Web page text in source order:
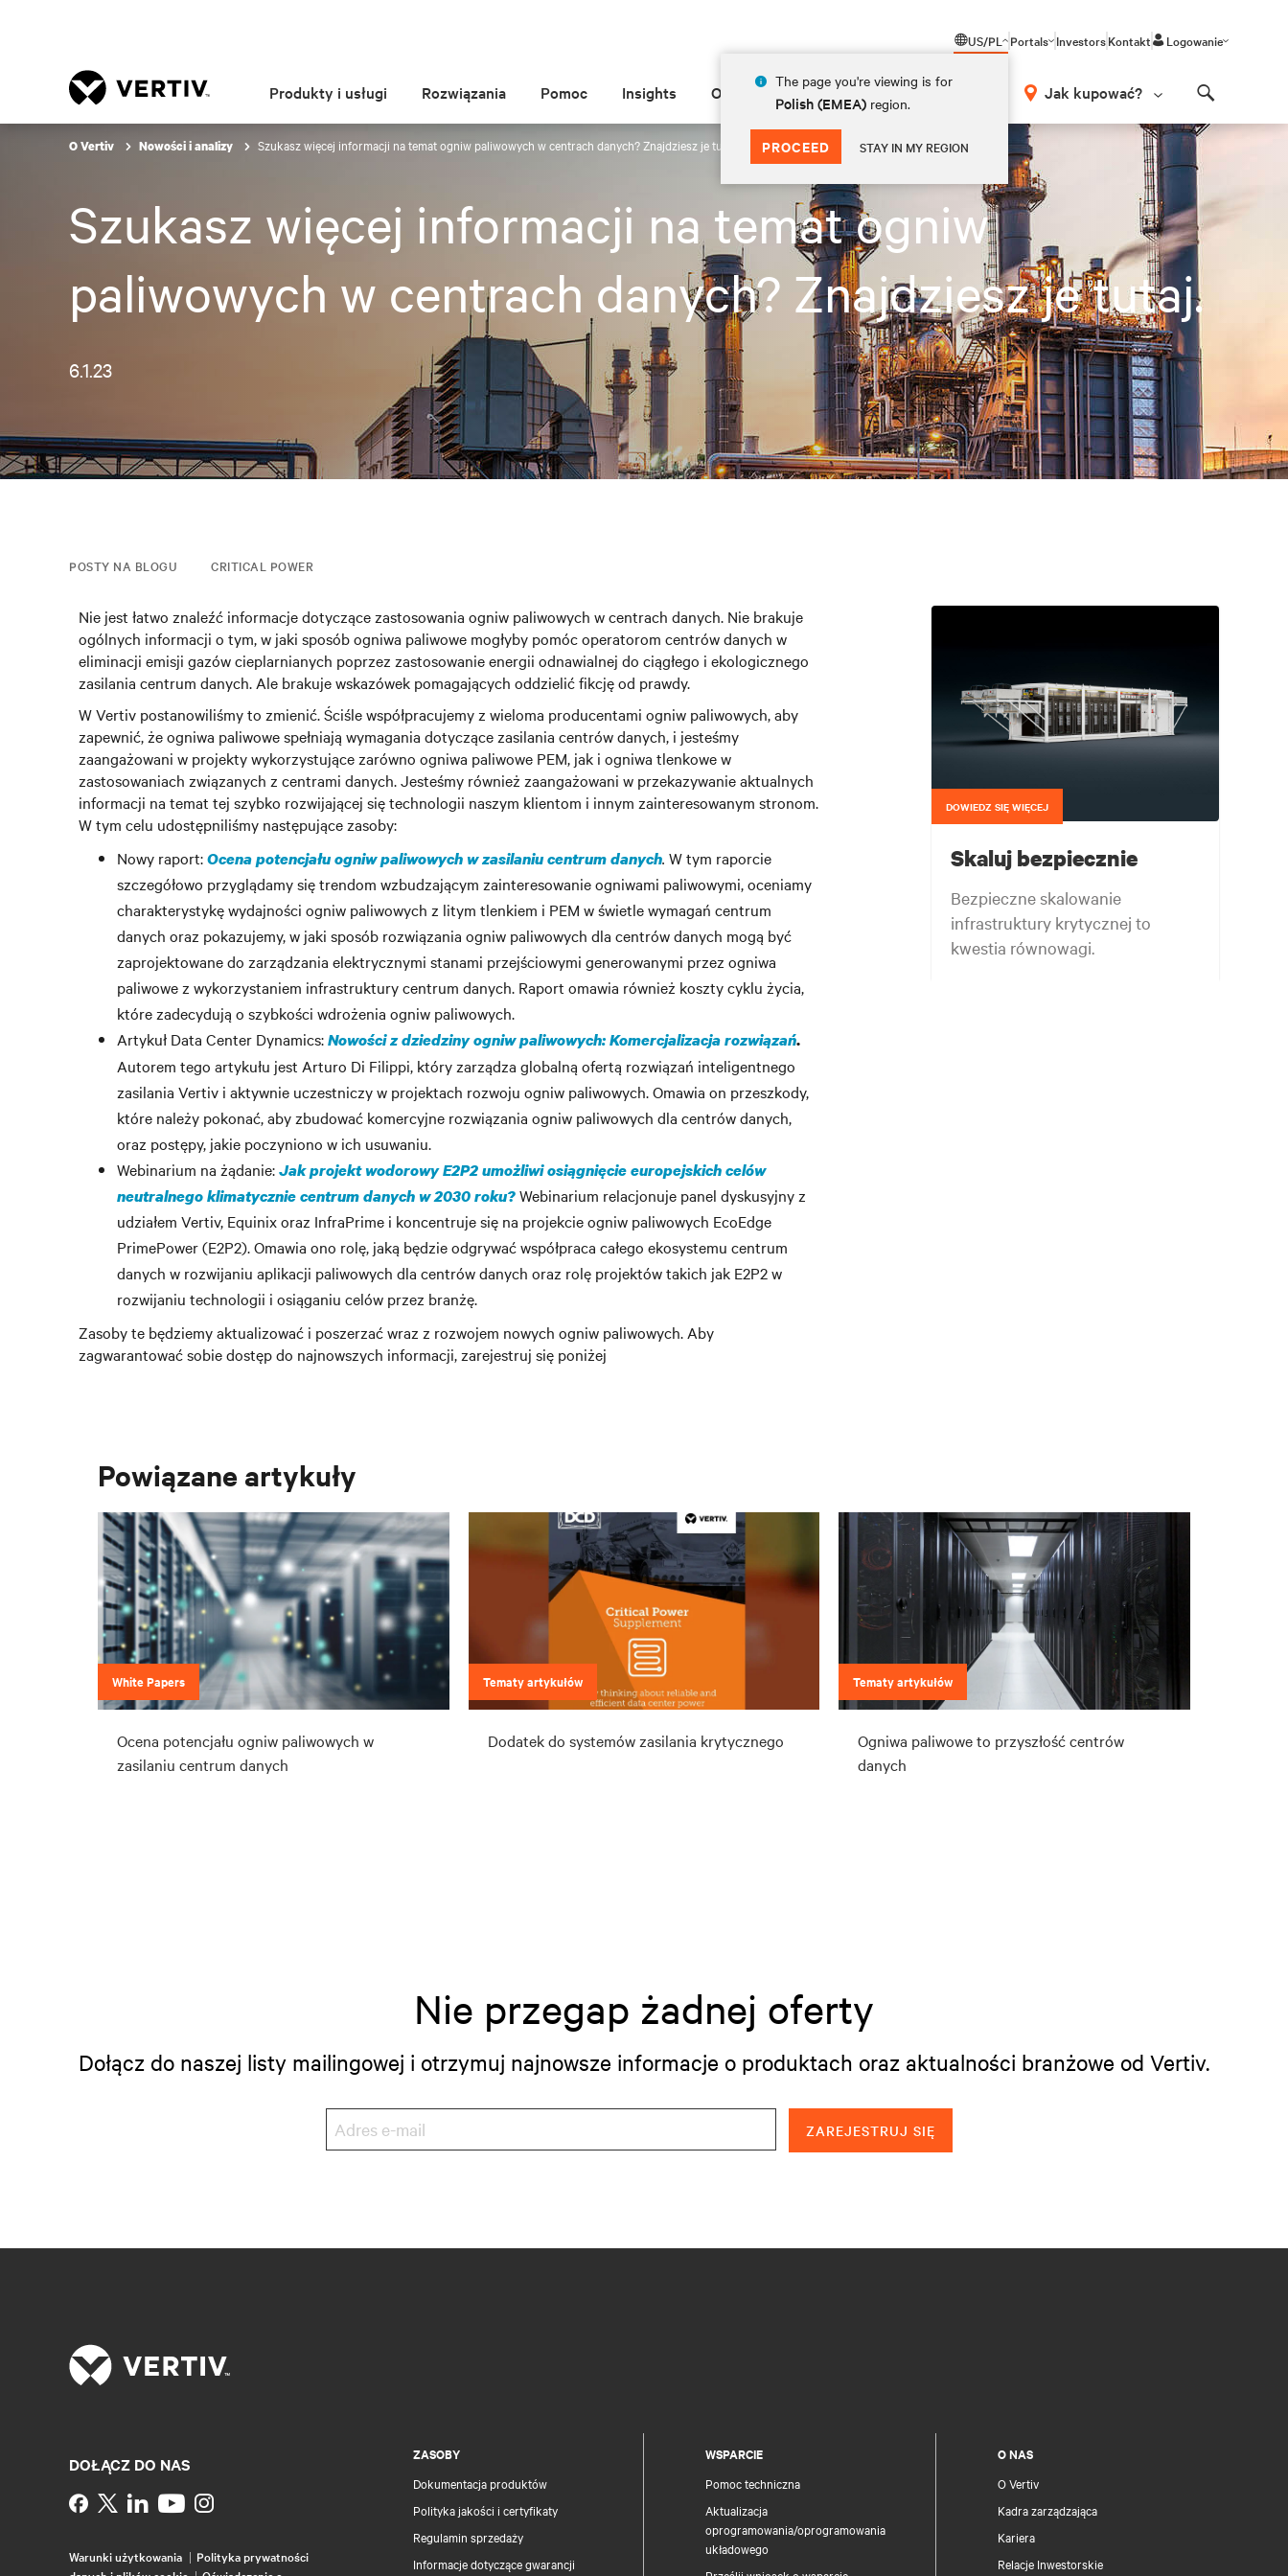
US/PL
The page you're viewing is for
Polish (EMEA) region.
PROCEED STAY IN MY REGION
Portals InvestorsKontakt Logowanie
Produkty i usługi Rozwiązania Pomoc Insights O Vertiv Jak kupować?
O Vertiv Nowości i analizy Szukasz więcej informacji na temat ogniw paliwowych w centrach danych? Znajdziesz je tutaj.
Szukasz więcej informacji na temat ogniw
paliwowych w centrach danych? Znajdziesz je tutaj.
6.1.23
POSTY NA BLOGU CRITICAL POWER
Nie jest łatwo znaleźć informacje dotyczące zastosowania ogniw paliwowych w centrach danych. Nie brakuje
ogólnych informacji o tym, w jaki sposób ogniwa paliwowe mogłyby pomóc operatorom centrów danych w
eliminacji emisji gazów cieplarnianych poprzez zastosowanie energii odnawialnej do ciągłego i ekologicznego
zasilania centrum danych. Ale brakuje wskazówek pomagających oddzielić fikcję od prawdy.
W Vertiv postanowiliśmy to zmienić. Ściśle współpracujemy z wieloma producentami ogniw paliwowych, aby
zapewnić, że ogniwa paliwowe spełniają wymagania dotyczące zasilania centrów danych, i jesteśmy
zaangażowani w projekty wykorzystujące zarówno ogniwa paliwowe PEM, jak i ogniwa tlenkowe w
zastosowaniach związanych z centrami danych. Jesteśmy również zaangażowani w przekazywanie aktualnych
informacji na temat tej szybko rozwijającej się technologii naszym klientom i innym zainteresowanym stronom.
W tym celu udostępniliśmy następujące zasoby:
Nowy raport:Ocena potencjału ogniw paliwowych w zasilaniu centrum danych. W tym raporcie
szczegółowo przyglądamy się trendom wzbudzającym zainteresowanie ogniwami paliwowymi, oceniamy
charakterystykę wydajności ogniw paliwowych z litym tlenkiem i PEM w świetle wymagań centrum
danych oraz pokazujemy, w jaki sposób rozwiązania ogniw paliwowych dla centrów danych mogą być
zaprojektowane do zarządzania elektrycznymi stanami przejściowymi generowanymi przez ogniwa
paliwowe z wykorzystaniem infrastruktury centrum danych. Raport omawia również koszty cyklu życia,
które zadecydują o szybkości wdrożenia ogniw paliwowych.
Artykuł Data Center Dynamics:Nowości z dziedziny ogniw paliwowych: Komercjalizacja rozwiązań.
Autorem tego artykułu jest Arturo Di Filippi, który zarządza globalną ofertą rozwiązań inteligentnego
zasilania Vertiv i aktywnie uczestniczy w projektach rozwoju ogniw paliwowych. Omawia on przeszkody,
które należy pokonać, aby zbudować komercyjne rozwiązania ogniw paliwowych dla centrów danych,
oraz postępy, jakie poczyniono w ich usuwaniu.
Webinarium na żądanie:Jak projekt wodorowy E2P2 umożliwi osiągnięcie europejskich celów
neutralnego klimatycznie centrum danych w 2030 roku?Webinarium relacjonuje panel dyskusyjny z
udziałem Vertiv, Equinix oraz InfraPrime i koncentruje się na projekcie ogniw paliwowych EcoEdge
PrimePower (E2P2). Omawia ono rolę, jaką będzie odgrywać współpraca całego ekosystemu centrum
danych w rozwijaniu aplikacji paliwowych dla centrów danych oraz rolę projektów takich jak E2P2 w
rozwijaniu technologii i osiąganiu celów przez branżę.
Zasoby te będziemy aktualizować i poszerzać wraz z rozwojem nowych ogniw paliwowych. Aby
zagwarantować sobie dostęp do najnowszych informacji, zarejestruj się poniżej
DOWIEDZ SIĘ WIĘCEJ
Skaluj bezpiecznie
Bezpieczne skalowanie
infrastruktury krytycznej to
kwestia równowagi.
Powiązane artykuły
White Papers
Ocena potencjału ogniw paliwowych w
zasilaniu centrum danych
Tematy artykułów
Dodatek do systemów zasilania krytycznego
Tematy artykułów
Ogniwa paliwowe to przyszłość centrów
danych
Nie przegap żadnej oferty
Dołącz do naszej listy mailingowej i otrzymuj najnowsze informacje o produktach oraz aktualności branżowe od Vertiv.
ZAREJESTRUJ SIĘ
ZASOBY
Dokumentacja produktów
Polityka jakości i certyfikaty
Regulamin sprzedaży
Informacje dotyczące gwarancji
WSPARCIE
Pomoc techniczna
Aktualizacja
oprogramowania/oprogramowania
układowego
O NAS
O Vertiv
Kadra zarządzająca
Kariera
Relacje Inwestorskie
DOŁĄCZ DO NAS
Instagram
Warunki użytkowania
Polityka prywatności